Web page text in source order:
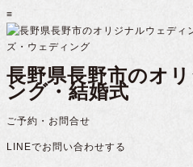
≡
長野県長野市のオ
ング・結婚式
ご予約・お問合せ
LINEでお問い合わせする